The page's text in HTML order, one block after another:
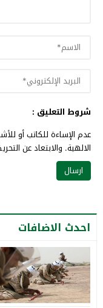
شروط التعليق :
عدم الإساءة للكاتب أو
الالهية. والابتعاد عن
احدث الاضافات